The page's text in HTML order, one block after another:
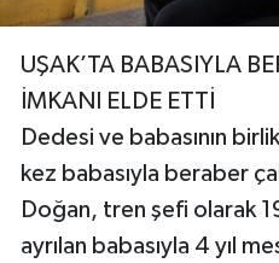
UŞAK’TA BABASIYLA
İMKANI ELDE ETTİ
Dedesi ve babasının
kez babasıyla beraber
Doğan, tren şefi olarak
ayrılan babasıyla 4 yıl